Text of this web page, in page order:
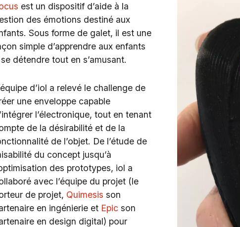
est un dispositif d’aide à la
des émotions destiné aux
Sous forme de galet, il est une
simple d’apprendre aux enfants
détendre tout en s’amusant.
d’iol a relevé le challenge de
une enveloppe capable
l’électronique, tout en tenant
de la désirabilité et de la
de l’objet. De l’étude de
du concept jusqu’à
des prototypes, iol a
avec l’équipe du projet (le
de projet, Quimesis son
en ingénierie et Epic son
en design digital) pour